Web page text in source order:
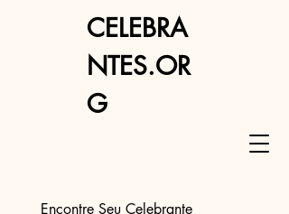
Encontre Seu Celebrante
CELEBRA
NTES.OR
G